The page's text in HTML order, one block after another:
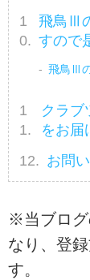
飛鳥Ⅲ
すので
飛鳥Ⅲ
クラブ
をお届
お問
※当ブログ
なり、登
す。